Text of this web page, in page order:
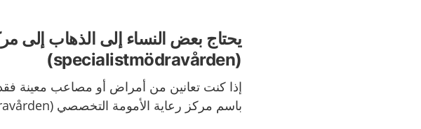
يحتاج بعض النساء إلى الذهاب إلى
(specialistmödravården)
إذا كنت تعانين من أمراض أو مصاعب معينة
باسم مركز رعاية الأمومة التخصصي (